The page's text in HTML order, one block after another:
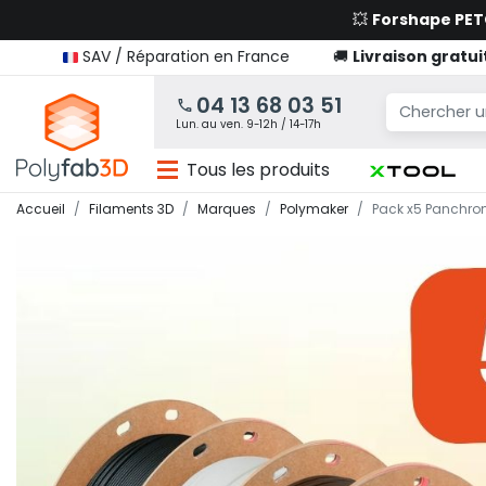
💥 Forshape
SAV / Réparation en France
🚚 Livraison
04 13 68 03 51
Lun. au ven. 9-12h / 14-17h
Tous les produits
Accueil Filaments 3D Marques Polymaker Pack x5